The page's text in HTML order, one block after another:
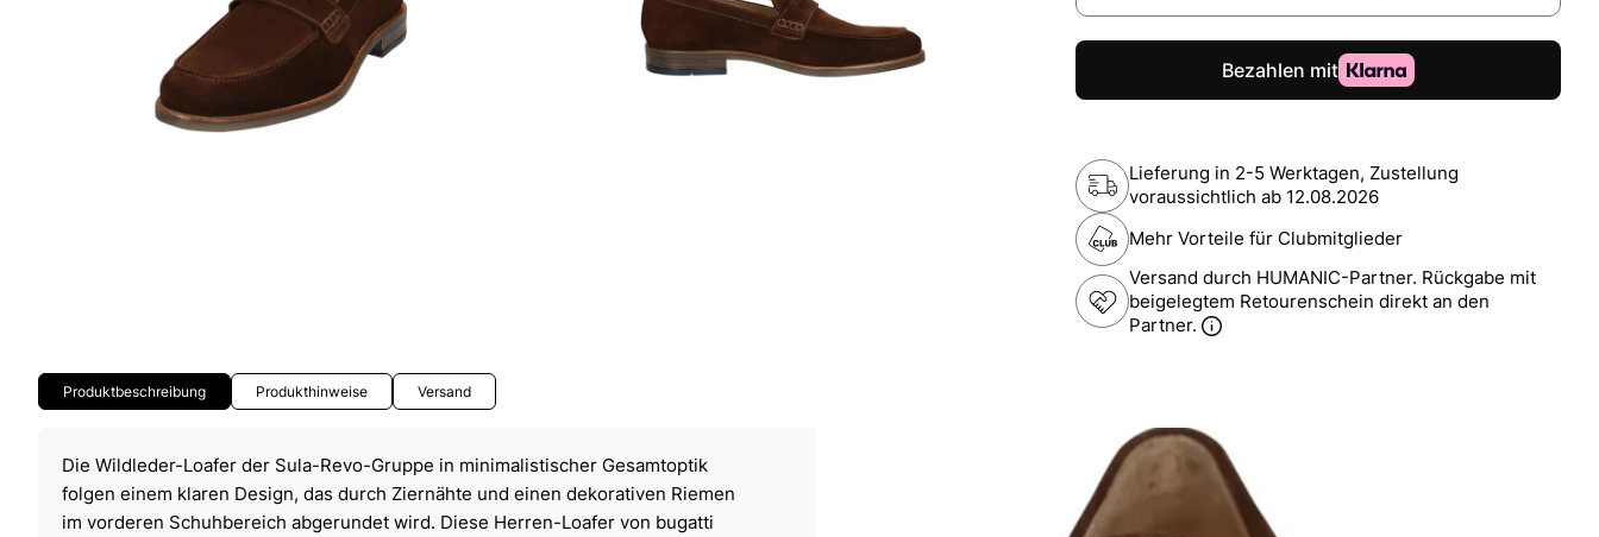
Lieferung in 2-5 Werktagen, Zustellung
voraussichtlich ab 12.08.2026
Mehr Vorteile für Clubmitglieder
Versand durch HUMANIC-Partner. Rückgabe mit
beigelegtem Retourenschein direkt an den
Partner.
Produktbeschreibung Produkthinweise Versand
Die Wildleder-Loafer der Sula-Revo-Gruppe in minimalistischer Gesamtoptik
folgen einem klaren Design, das durch Ziernähte und einen dekorativen Riemen
im vorderen Schuhbereich abgerundet wird. Diese Herren-Loafer von bugatti